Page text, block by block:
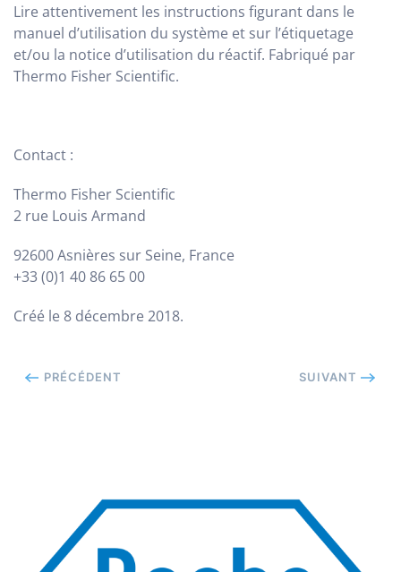
Lire attentivement les instructions figurant dans le
manuel d’utilisation du système et sur l’étiquetage
et/ou la notice d’utilisation du réactif. Fabriqué par
Thermo Fisher Scientific.
Contact :
Thermo Fisher Scientific
2 rue Louis Armand
92600 Asnières sur Seine, France
+33 (0)1 40 86 65 00
Créé le 8 décembre 2018.
PRÉCÉDENT SUIVANT